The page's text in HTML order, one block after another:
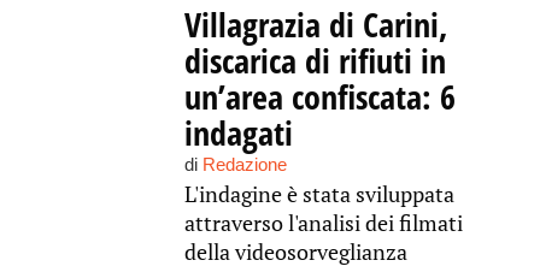
Villagrazia di Carini,
discarica di rifiuti in
un’area confiscata: 6
indagati
di Redazione
L'indagine è stata sviluppata
attraverso l'analisi dei filmati
della videosorveglianza